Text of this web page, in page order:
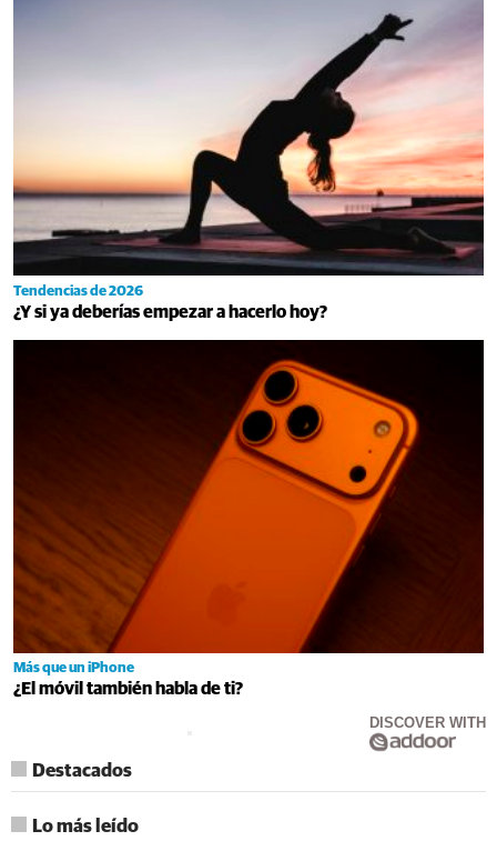
Tendencias de 2026
¿Y si ya deberías empezar a hacerlo hoy?
Más que un iPhone
¿El móvil también habla de ti?
DISCOVER WITH
Destacados
Lo más leído